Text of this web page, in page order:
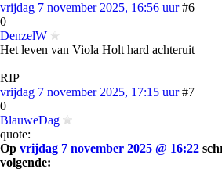
vrijdag 7 november 2025, 16:56 uur #6
0
DenzelW
Het leven van Viola Holt hard achteruit
RIP
vrijdag 7 november 2025, 17:15 uur #7
0
BlauweDag
quote:
Op vrijdag 7 november 2025 @ 16:22
volgende: